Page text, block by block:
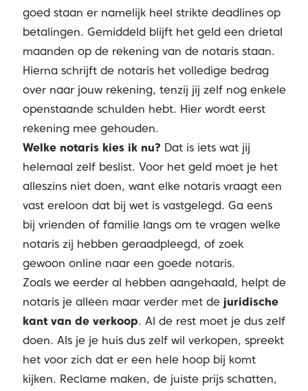
goed staan er namelijk heel strikte deadlines op
betalingen. Gemiddeld blijft het geld een drietal
maanden op de rekening van de notaris staan.
Hierna schrijft de notaris het volledige bedrag
over naar jouw rekening, tenzij jij zelf nog enkele
openstaande schulden hebt. Hier wordt eerst
rekening mee gehouden.
Welke notaris kies ik nu? Dat is iets wat jij
helemaal zelf beslist. Voor het geld moet je het
alleszins niet doen, want elke notaris vraagt een
vast ereloon dat bij wet is vastgelegd. Ga eens
bij vrienden of familie langs om te vragen welke
notaris zij hebben geraadpleegd, of zoek
gewoon online naar een goede notaris.
Zoals we eerder al hebben aangehaald, helpt de
notaris je alleen maar verder met de juridische
kant van de verkoop. Al de rest moet je dus zelf
doen. Als je je huis dus zelf wil verkopen, spreekt
het voor zich dat er een hele hoop bij komt
kijken. Reclame maken, de juiste prijs schatten,